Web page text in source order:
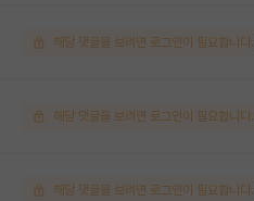
해당 댓글을 보려면 로그인이 필요합니다.
해당 댓글을 보려면 로그인이 필요합니다.
해당 댓글을 보려면 로그인이 필요합니다.